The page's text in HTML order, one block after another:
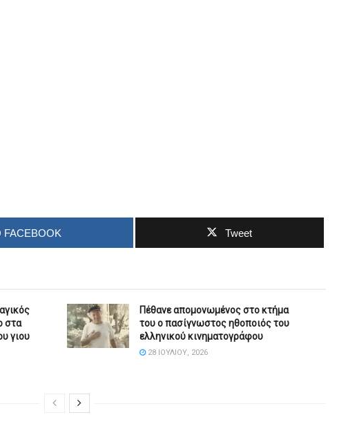
Tweet
στα
γιου
Πέθανε απομονωμένος στο κτήμα
του ο πασίγνωστος ηθοποιός του
ελληνικού κινηματογράφου
28 ΙΟΥΛΊΟΥ, 2026